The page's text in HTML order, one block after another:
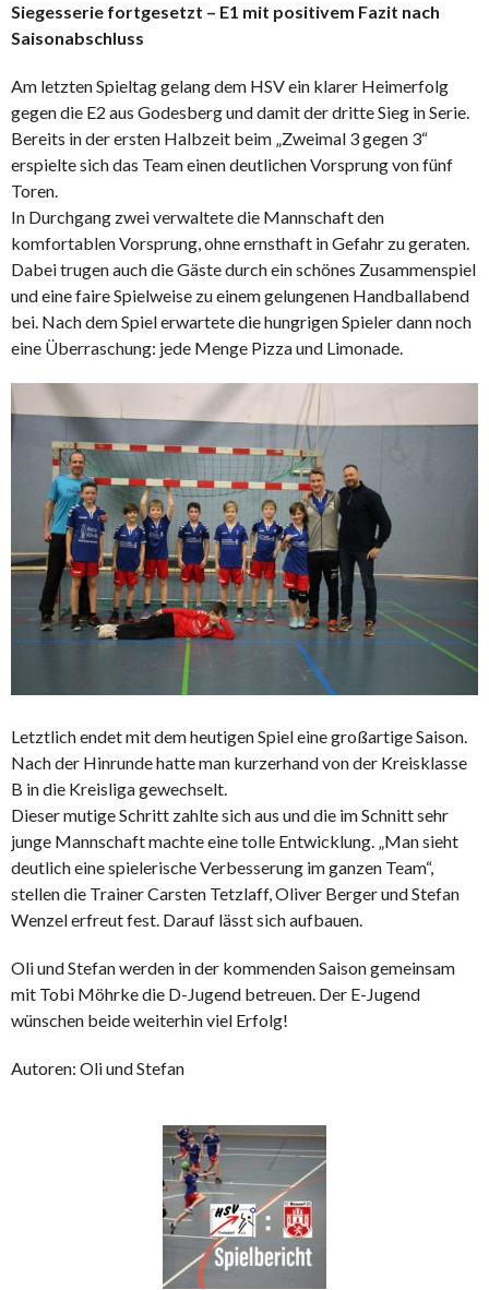
Siegesserie fortgesetzt – E1 mit positivem Fazit nach
Saisonabschluss
Am letzten Spieltag gelang dem HSV ein klarer Heimerfolg
gegen die E2 aus Godesberg und damit der dritte Sieg in Serie.
Bereits in der ersten Halbzeit beim „Zweimal 3 gegen 3“
erspielte sich das Team einen deutlichen Vorsprung von fünf
Toren.
In Durchgang zwei verwaltete die Mannschaft den
komfortablen Vorsprung, ohne ernsthaft in Gefahr zu geraten.
Dabei trugen auch die Gäste durch ein schönes Zusammenspiel
und eine faire Spielweise zu einem gelungenen Handballabend
bei. Nach dem Spiel erwartete die hungrigen Spieler dann noch
eine Überraschung: jede Menge Pizza und Limonade.
Letztlich endet mit dem heutigen Spiel eine großartige Saison.
Nach der Hinrunde hatte man kurzerhand von der Kreisklasse
B in die Kreisliga gewechselt.
Dieser mutige Schritt zahlte sich aus und die im Schnitt sehr
junge Mannschaft machte eine tolle Entwicklung. „Man sieht
deutlich eine spielerische Verbesserung im ganzen Team“,
stellen die Trainer Carsten Tetzlaff, Oliver Berger und Stefan
Wenzel erfreut fest. Darauf lässt sich aufbauen.
Oli und Stefan werden in der kommenden Saison gemeinsam
mit Tobi Möhrke die D-Jugend betreuen. Der E-Jugend
wünschen beide weiterhin viel Erfolg!
Autoren: Oli und Stefan